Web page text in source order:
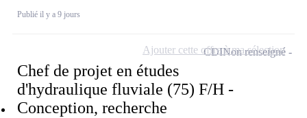
Publié il y a 9 jours
Chef de projet en études
d'hydraulique fluviale (75) F/H -
Conception, recherche
CDINon renseigné
Ajouter cette offre à ma sélection